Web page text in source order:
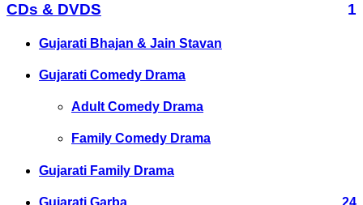
CDs & DVDS 1
Gujarati Bhajan & Jain Stavan
Gujarati Comedy Drama
Adult Comedy Drama
Family Comedy Drama
Gujarati Family Drama
Gujarati Garba 24